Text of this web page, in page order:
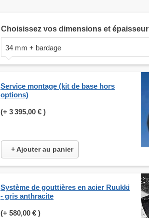
Choisissez vos dimensions et épaisseur
34 mm + bardage
Service montage (kit de base hors
options)
(+ 3 395,00 € )
+ Ajouter au panier
Système de gouttières en acier Ruukki
- gris anthracite
(+ 580,00 € )